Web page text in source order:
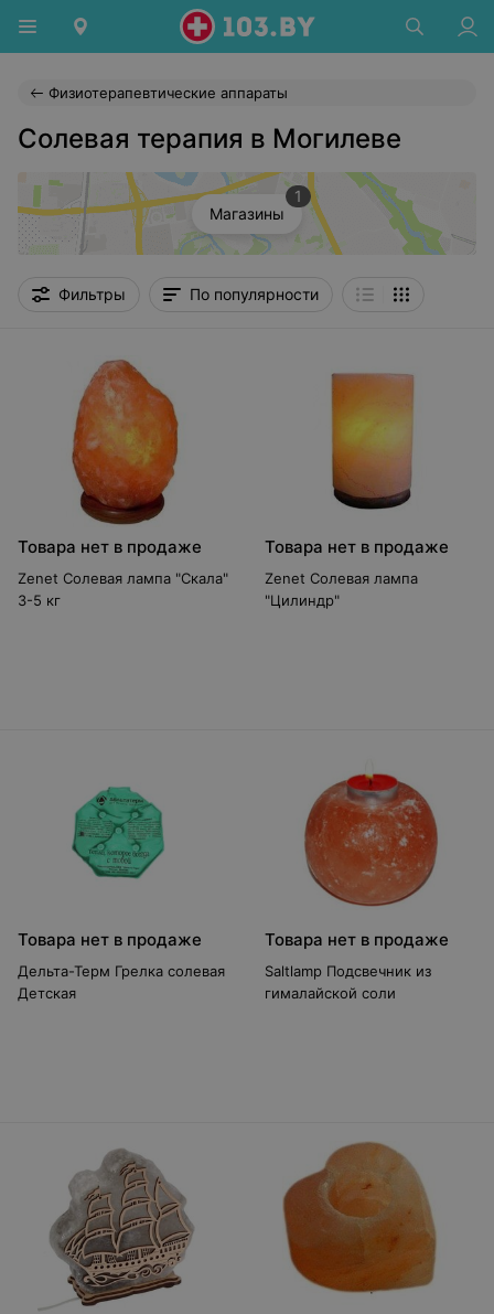
Физиотерапевтические аппараты
Солевая терапия в Могилеве
Магазины
1
Фильтры По популярности
Товара нет в продаже
Zenet Солевая лампа "Скала"
3-5 кг
Товара нет в продаже
Zenet Солевая лампа
"Цилиндр"
Товара нет в продаже
Дельта-Терм Грелка солевая
Детская
Товара нет в продаже
Saltlamp Подсвечник из
гималайской соли